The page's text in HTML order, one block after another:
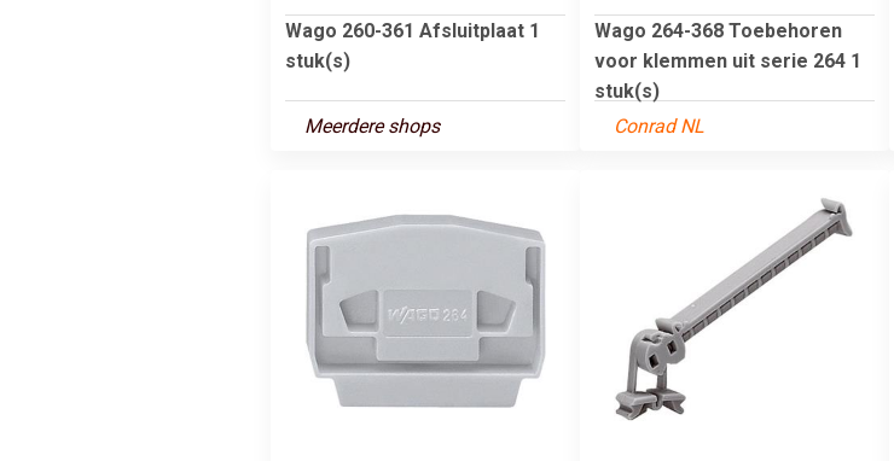
Wago 260-361 Afsluitplaat 1
stuk(s)
Meerdere shops
Wago 264-368 Toebehoren
voor klemmen uit serie 264 1
stuk(s)
Conrad NL